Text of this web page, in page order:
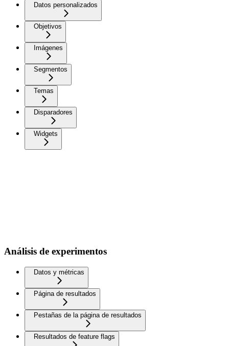
Datos personalizados
Objetivos
Imágenes
Segmentos
Temas
Disparadores
Widgets
Análisis de experimentos
Datos y métricas
Página de resultados
Pestañas de la página de resultados
Resultados de feature flags